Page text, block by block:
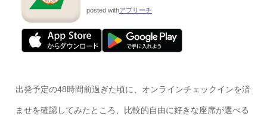
posted withアプリーチ
出発予定の48時間前過ぎた頃に、オンラインチェックインを済
ませを確認してみたところ、比較的自由に好きな座席が選べる